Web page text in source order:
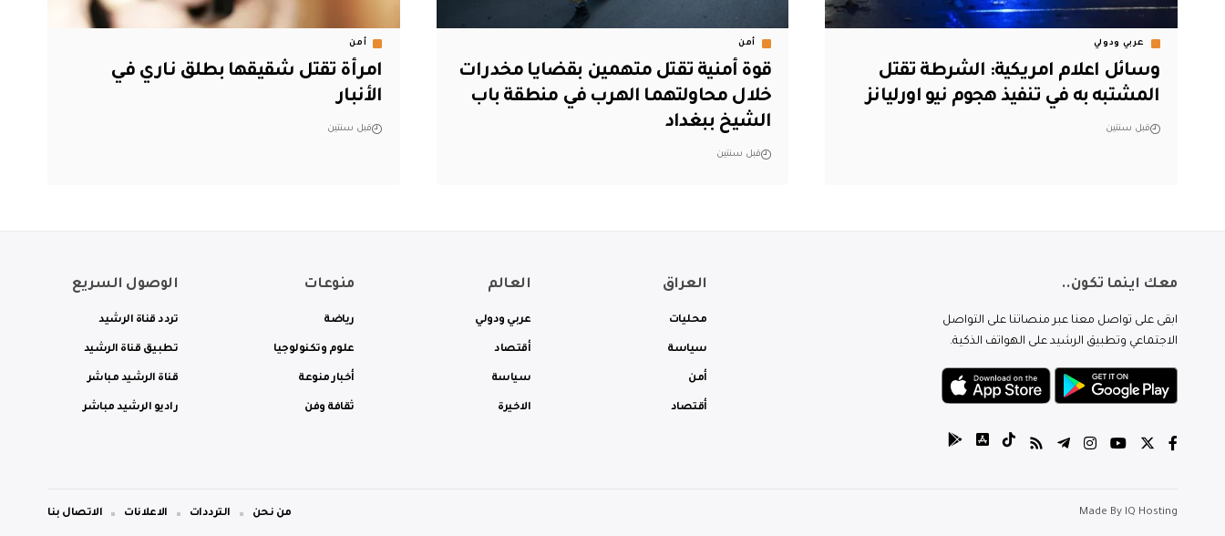
عربي ودولي
وسائل اعلام امريكية: الشرطة تقتل
المشتبه به في تنفيذ هجوم نيو اورليانز
قبل سنتين
أمن
قوة أمنية تقتل متهمين بقضايا مخدرات
خلال محاولتهما الهرب في منطقة باب
الشيخ ببغداد
قبل سنتين
أمن
امرأة تقتل شقيقها بطلق ناري في
الأنبار
قبل سنتين
معك اينما تكون..
ابقى على تواصل معنا عبر منصاتنا على التواصل
الاجتماعي وتطبيق الرشيد على الهواتف الذكية.
العراق
محليات
سياسة
أمن
أقتصاد
العالم
عربي ودولي
أقتصاد
سياسة
الاخيرة
منوعات
رياضة
علوم وتكنولوجيا
أخبار منوعة
ثقافة وفن
الوصول السريع
تردد قناة الرشيد
تطبيق قناة الرشيد
قناة الرشيد مباشر
راديو الرشيد مباشر
Made By IQ Hosting من نحن الترددات الاعلانات الاتصال بنا